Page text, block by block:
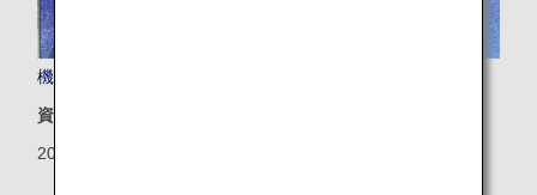
機内食用の食器を一部再利用して製作した壁材の陶板
資源
2024/12/26